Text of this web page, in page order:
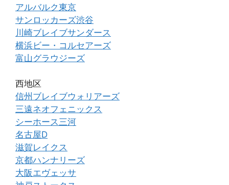
アルバルク東京
サンロッカーズ渋谷
川崎ブレイブサンダース
横浜ビー・コルセアーズ
富山グラウジーズ
西地区
信州ブレイブウォリアーズ
三遠ネオフェニックス
シーホース三河
名古屋D
滋賀レイクス
京都ハンナリーズ
大阪エヴェッサ